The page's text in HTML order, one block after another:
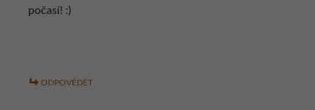
počasí! :)
ODPOVĚDĚT